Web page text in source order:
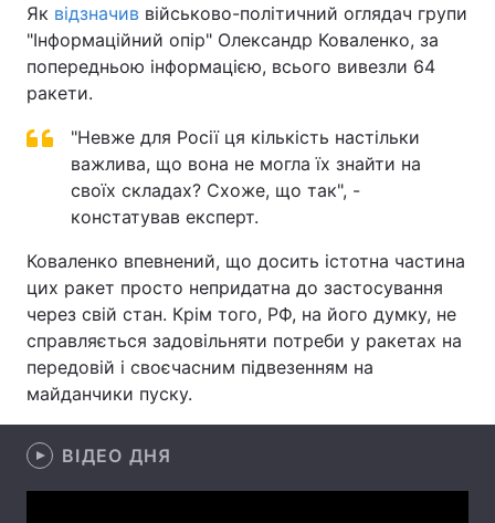
Економіка Світ
Спорт
Техно і зв'язок Лайт
Зброя Інциденти
Цікавинки Погода
Екологія Регіони
Лонгріди
Відео з Youtube
Інтерв'ю Думки
Як відзначив військово-політичний оглядач групи
"Інформаційний опір" Олександр Коваленко, за
попередньою інформацією, всього вивезли 64
ракети.
"Невже для Росії ця кількість настільки
важлива, що вона не могла їх знайти на
своїх складах? Схоже, що так", -
констатував експерт.
Коваленко впевнений, що досить істотна частина
цих ракет просто непридатна до застосування
через свій стан. Крім того, РФ, на його думку, не
справляється задовільняти потреби у ракетах на
передовій і своєчасним підвезенням на
майданчики пуску.
ВІДЕО ДНЯ